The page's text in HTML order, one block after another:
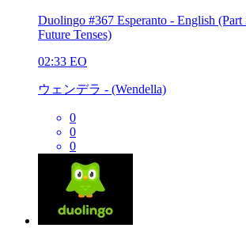
Duolingo #367 Esperanto - English (Part
Future Tenses)
02:33 EO
ウェンデラ - (Wendella)
0
0
0